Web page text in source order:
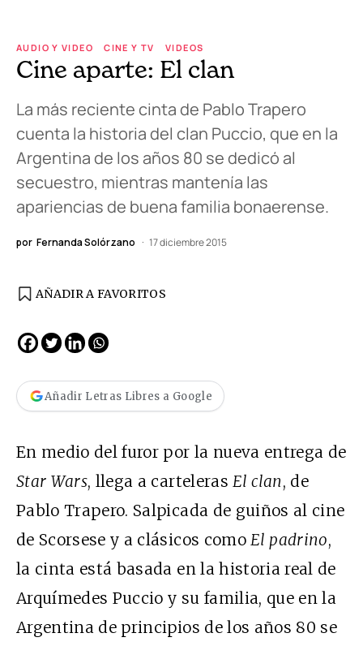
AUDIO Y VIDEO CINE Y TV VIDEOS
Cine aparte: El clan
La más reciente cinta de Pablo Trapero
cuenta la historia del clan Puccio, que en la
Argentina de los años 80 se dedicó al
secuestro, mientras mantenía las
apariencias de buena familia bonaerense.
por Fernanda Solórzano 17 diciembre 2015
AÑADIR A FAVORITOS
Añadir Letras Libres a Google
En medio del furor por la nueva entrega de
Star Wars, llega a cartelerasEl clan, de
Pablo Trapero. Salpicada de guiños al cine
de Scorsese y a clásicos comoEl padrino,
la cinta está basada en la historia real de
Arquímedes Puccio y su familia, que en la
Argentina de principios de los años 80 se